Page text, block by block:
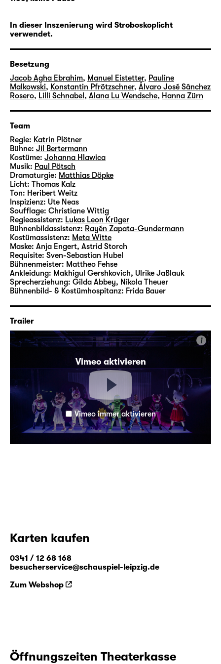
Übung, die radikal und explizit unsere Ideen
von Liebe, modernen Paarbeziehungen und
tradierten Mustern befragt.
Warum gerät das Bedürfnis nach
Unabhängigkeit in Konflikt mit dem eigenen
Begehren und der Sehnsucht nach Liebe?
Studioinszenierung 2026 auseinander, die für
die achtSchauspielstudierenden des neuen
Studio Leipzigeinen Höhepunkt ihrer
Ausbildung bedeutet. Regie führt
Plötner, die bereits mehrfach am Schauspiel
Leipzig sowie auch am Schauspiel Frankfurt,
Residenztheater München, Nationaltheater
Mannheim, Staatsschauspiel Dresden und
Schauspielhaus Graz inszeniert hat.
Zusatzhinweise zu sensiblen Inhalten in
„LIEBE / Eine argumentative Übung“ finden
Siehier.
In dieser Inszenierung wird Stroboskoplicht
verwendet.
Besetzung
Jacob Agha Ebrahim, Manuel Eistetter, Pauline
Malkowski, Konstantin Pfrötzschner, Álvaro José Sánchez
Rosero, Lilli Schnabel , Alana Lu Wendsche, Hanna Zürn
Team
Regie: Katrin Plötner
Bühne: Jil Bertermann
Kostüme: Johanna Hlawica
Musik: Paul Pötsch
Dramaturgie: Matthias Döpke
Licht: Thomas Kalz
Ton: Heribert Weitz
Inspizienz: Ute Neas
Soufflage: Christiane Wittig
Regieassistenz: Lukas Leon Krüger
Bühnenbildassistenz: Rayén Zapata-Gundermann
Kostümassistenz: Meta Witte
Maske: Anja Engert, Astrid Storch
Requisite: Sven-Sebastian Hubel
Bühnenmeister: Mattheo Fehse
Ankleidung: Makhigul Gershkovich, Ulrike Jaßlauk
Sprecherziehung: Gilda Abbey, Nikola Theuer
Bühnenbild- & Kostümhospitanz: Frida Bauer
Trailer
Vimeo aktivieren
i
Vimeo immer aktivieren
Karten kaufen
0341 / 12 68 168
besucherservice@schauspiel-leipzig.de
Zum Webshop
Öffnungszeiten Theaterkasse